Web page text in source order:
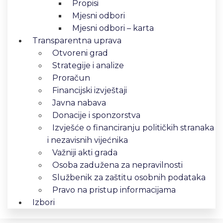
Propisi
Mjesni odbori
Mjesni odbori – karta
Transparentna uprava
Otvoreni grad
Strategije i analize
Proračun
Financijski izvještaji
Javna nabava
Donacije i sponzorstva
Izvješće o financiranju političkih stranaka
i nezavisnih vijećnika
Važniji akti grada
Osoba zadužena za nepravilnosti
Službenik za zaštitu osobnih podataka
Pravo na pristup informacijama
Izbori